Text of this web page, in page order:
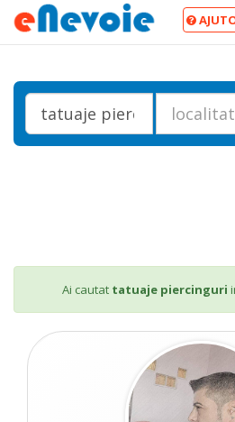
Ai cautat tatuaje piercinguri